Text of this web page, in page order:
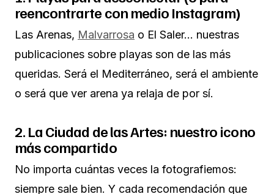
reencontrarte con medio Instagram)
Las Arenas, Malvarrosa o El Saler… nuestras
publicaciones sobre playas son de las más
queridas. Será el Mediterráneo, será el ambiente
o será que ver arena ya relaja de por sí.
2. La Ciudad de las Artes: nuestro icono
más compartido
No importa cuántas veces la fotografiemos:
siempre sale bien. Y cada recomendación que